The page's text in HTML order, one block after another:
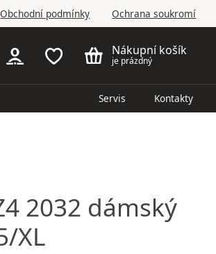
Obchodní podmínky Ochrana soukromí
Nákupní košík
je prázdný
Servis Kontakty
2032 dámský
XL